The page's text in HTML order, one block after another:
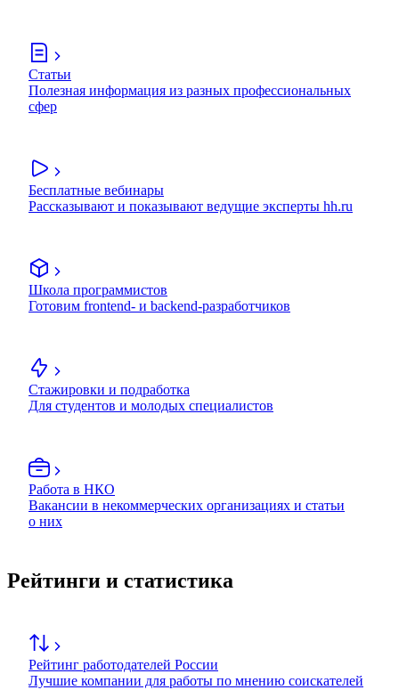
Статьи
Полезная информация из разных профессиональных
сфер
Бесплатные вебинары
Рассказывают и показывают ведущие эксперты hh.ru
Школа программистов
Готовим frontend- и backend-разработчиков
Стажировки и подработка
Для студентов и молодых специалистов
Работа в НКО
Вакансии в некоммерческих организациях и статьи
о них
Рейтинги и статистика
Рейтинг работодателей России
Лучшие компании для работы по мнению соискателей